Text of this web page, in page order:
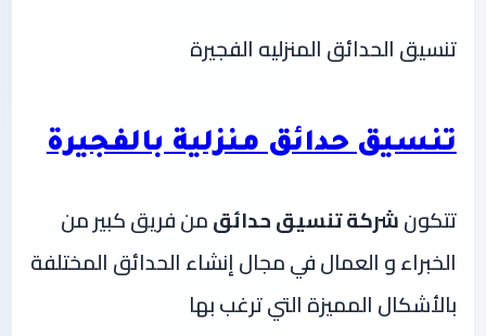
تنسيق الحدائق المنزليه الفجيرة
تنسيق حدائق منزلية بالفجيرة
تتكونشركة تنسيق حدائقمن فريق كبير من
الخبراء و العمال في مجال إنشاء الحدائق المختلفة
بالأشكال المميزة التي ترغب بها